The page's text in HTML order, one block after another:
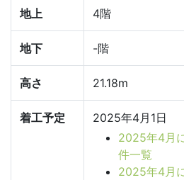
地上 4階
地下 -階
高さ 21.18m
着工予定
2025年4月1日
2025年4月
件一覧
2025年4月